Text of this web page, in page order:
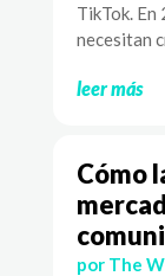
TikTok. En
necesitan
leer más
Cómo
por The